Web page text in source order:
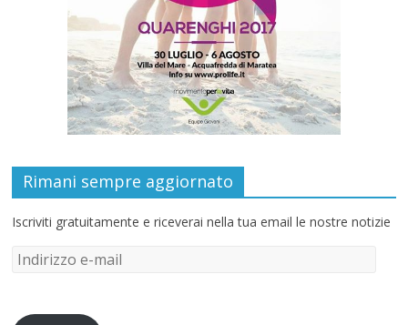
Rimani sempre aggiornato
Iscriviti gratuitamente e riceverai nella tua email le nostre notizie